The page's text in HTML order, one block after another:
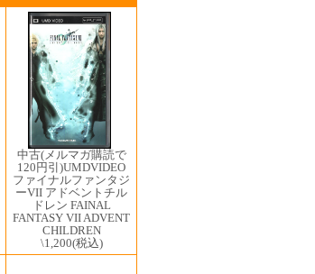
中古(メルマガ購読で
120円引)UMDVIDEO
ファイナルファンタジ
ーVII アドベントチル
ドレン FAINAL
FANTASY VII ADVENT
CHILDREN
\1,200(税込)